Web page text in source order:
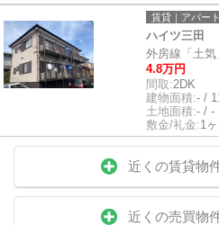
賃貸｜アパート
ハイツ三田
外房線「土
4.8万円
間取:2DK
建物面積:- /
土地面積:- / -
敷金/礼金:1
近くの賃貸物
近くの売買物